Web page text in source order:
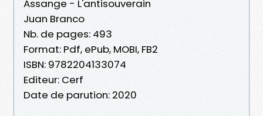
Assange - L'antisouverain
Juan Branco
Nb. de pages: 493
Format: Pdf, ePub, MOBI, FB2
ISBN: 9782204133074
Editeur: Cerf
Date de parution: 2020